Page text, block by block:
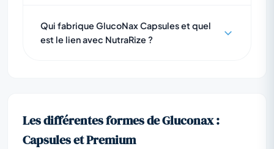
Qui fabrique GlucoNax Capsules et quel
est le lien avec NutraRize ?
Les différentes formes de Gluconax :
Capsules et Premium